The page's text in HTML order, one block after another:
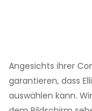
Angesichts ihrer
garantieren, dass
auswählen kann.